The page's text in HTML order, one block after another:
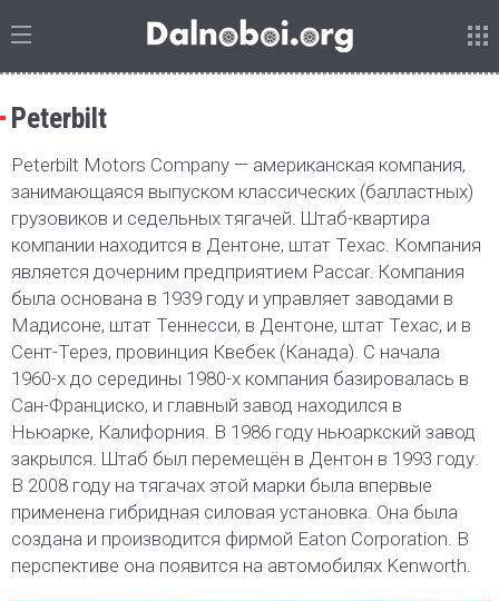
Peterbilt
Peterbilt Motors Company — американская компания,
занимающаяся выпуском классических (балластных)
грузовиков и седельных тягачей. Штаб-квартира
компании находится в Дентоне, штат Техас. Компания
является дочерним предприятием Paccar. Компания
была основана в 1939 году и управляет заводами в
Мадисоне, штат Теннесси, в Дентоне, штат Техас, и в
Сент-Терез, провинция Квебек (Канада). С начала
1960-х до середины 1980-х компания базировалась в
Сан-Франциско, и главный завод находился в
Ньюарке, Калифорния. В 1986 году ньюаркский завод
закрылся. Штаб был перемещён в Дентон в 1993 году.
В 2008 году на тягачах этой марки была впервые
применена гибридная силовая установка. Она была
создана и производится фирмой Eaton Corporation. В
перспективе она появится на автомобилях Kenworth.